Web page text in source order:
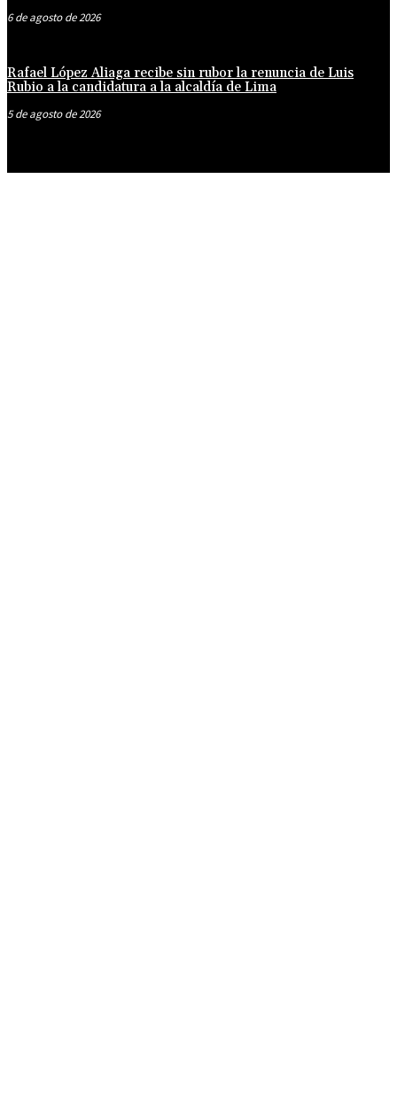
6 de agosto de 2026
Rafael López Aliaga recibe sin rubor la renuncia de Luis
Rubio a la candidatura a la alcaldía de Lima
5 de agosto de 2026